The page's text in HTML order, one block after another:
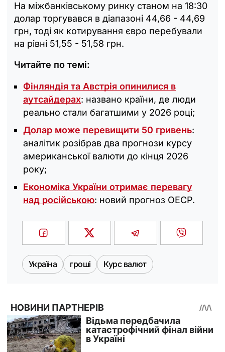
На міжбанківському ринку станом на 18:30
долар торгувався в діапазоні 44,66 - 44,69
грн, тоді як котирування євро перебували
на рівні 51,55 - 51,58 грн.
Читайте по темі:
Фінляндія та Австрія опинилися в
аутсайдерах: названо країни, де люди
реально стали багатшими у 2026 році;
Долар може перевищити 50 гривень:
аналітик розібрав два прогнози курсу
американської валюти до кінця 2026
року;
Економіка України отримає перевагу
над російською: новий прогноз ОЕСР.
Україна гроші Курс валют